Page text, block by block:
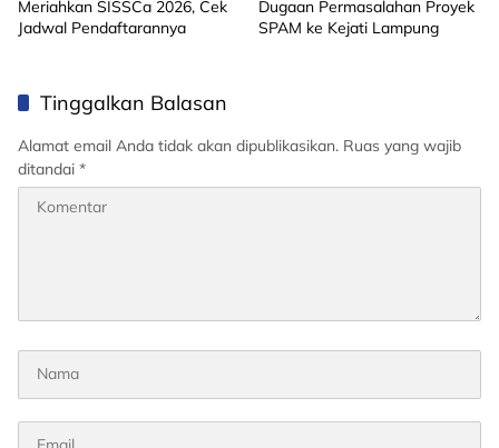
Meriahkan SISSCa 2026, Cek
Jadwal Pendaftarannya
Dugaan Permasalahan Proyek
SPAM ke Kejati Lampung
Tinggalkan Balasan
Alamat email Anda tidak akan dipublikasikan. Ruas yang wajib
ditandai *